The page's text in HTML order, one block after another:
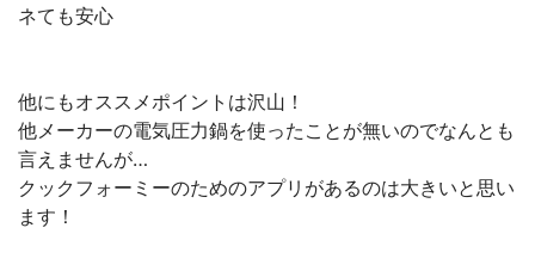
ネても安心
他にもオススメポイントは沢山！
他メーカーの電気圧力鍋を使ったことが無いのでなんとも
言えませんが…
クックフォーミーのためのアプリがあるのは大きいと思い
ます！